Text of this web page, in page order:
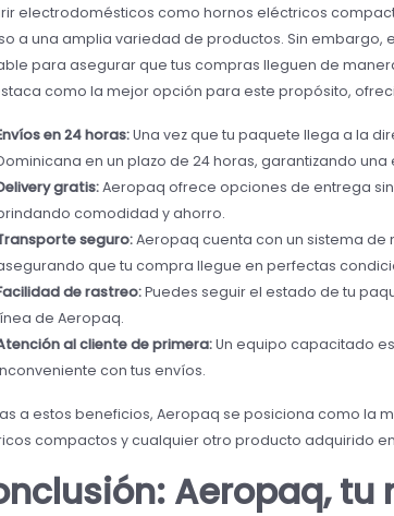
electrodomésticos como hornos eléctricos
a una amplia variedad de productos. Sin embargo,
para asegurar que tus compras lleguen de
como la mejor opción para este propósito,
en 24 horas:Una vez que tu paquete llega a la
en un plazo de 24 horas, garantizando
gratis:Aeropaq ofrece opciones de entrega
comodidad y ahorro.
seguro:Aeropaq cuenta con un sistema
que tu compra llegue en perfectas
de rastreo:Puedes seguir el estado de tu
de Aeropaq.
al cliente de primera:Un equipo capacitado
con tus envíos.
a estos beneficios, Aeropaq se posiciona como la
compactos y cualquier otro producto adquirido
Aeropaq,